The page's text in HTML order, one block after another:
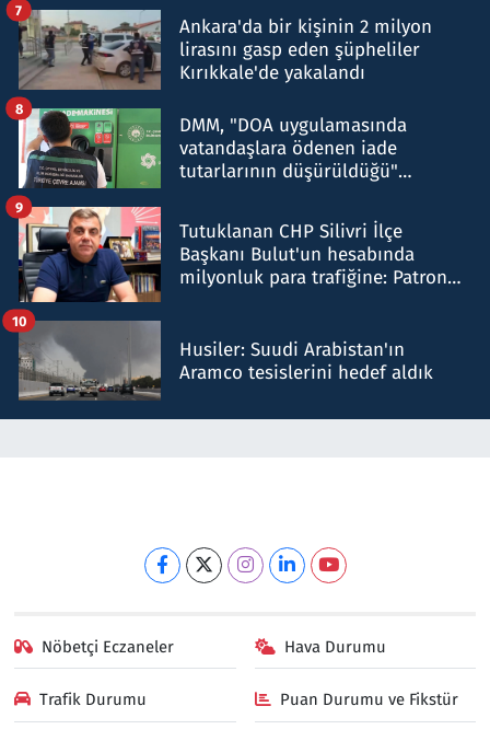
Ankara'da bir kişinin 2 milyon
lirasını gasp eden şüpheliler
Kırıkkale'de yakalandı
7
DMM, "DOA uygulamasında
vatandaşlara ödenen iade
tutarlarının düşürüldüğü"
8
Tutuklanan CHP Silivri İlçe
Başkanı Bulut'un hesabında
milyonluk para trafiğine: Patron
9
Husiler: Suudi Arabistan'ın
Aramco tesislerini hedef aldık
10
Nöbetçi Eczaneler Hava Durumu
Trafik Durumu Puan Durumu ve Fikstür